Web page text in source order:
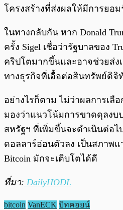
โครงสร้างที่ส่งผลให้มีการยอ
ในทางกลับกัน หาก Donald
ครั้ง Sigel เชื่อว่ารัฐบาลของ
คริปโตมากขึ้นและอาจช่วยส่ง
ทางธุรกิจที่เอื้อต่อสินทรัพย์ดิจิ
อย่างไรก็ตาม ไม่ว่าผลการเลือ
มองว่าแนวโน้มการขาดดุลง
สหรัฐฯ ที่เพิ่มขึ้นจะดำเนินต่อไ
ดอลลาร์อ่อนตัวลง เป็นสภาพ
Bitcoin มักจะเติบโตได้ดี
ที่มา: DailyHODL
bitcoin VanECK บิทคอยน์